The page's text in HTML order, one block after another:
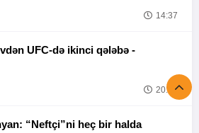
14:37
Tofiq Musayevdən UFC-də ikinci qələbə -
20:52
“Neftçi”ni heç bir halda